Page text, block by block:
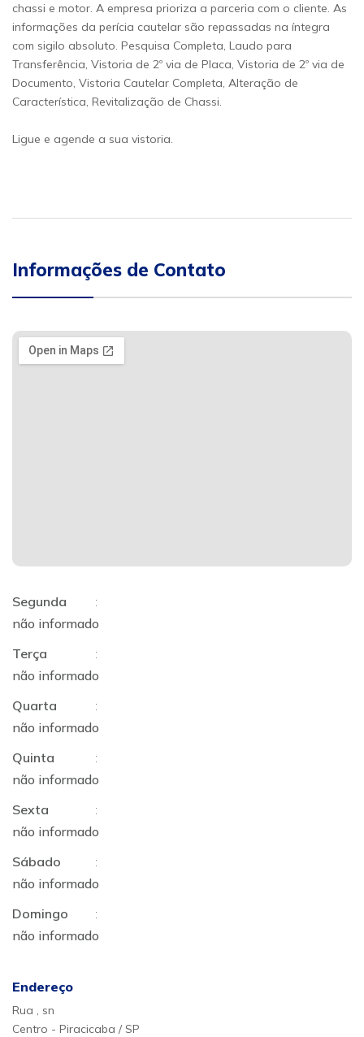
chassi e motor. A empresa prioriza a parceria com o cliente. As
informações da perícia cautelar são repassadas na íntegra
com sigilo absoluto. Pesquisa Completa, Laudo para
Transferência, Vistoria de 2º via de Placa, Vistoria de 2º via de
Documento, Vistoria Cautelar Completa, Alteração de
Característica, Revitalização de Chassi.
Ligue e agende a sua vistoria.
Informações de Contato
Segunda
:
não informado
Terça
:
não informado
Quarta
:
não informado
Quinta
:
não informado
Sexta
:
não informado
Sábado
:
não informado
Domingo
:
não informado
Endereço
Rua , sn
Centro - Piracicaba / SP